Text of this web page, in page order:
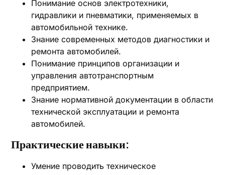
Понимание основ электротехники,
гидравлики и пневматики, применяемых в
автомобильной технике.
Знание современных методов диагностики и
ремонта автомобилей.
Понимание принципов организации и
управления автотранспортным
предприятием.
Знание нормативной документации в области
технической эксплуатации и ремонта
автомобилей.
Практические навыки:
Умение проводить техническое